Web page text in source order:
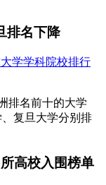
排名下降
排名前十的大学
复旦大学分别排
高校入围榜单